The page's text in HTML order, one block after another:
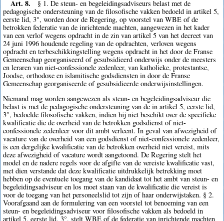
Art. 8.
§ 1. De steun- en begeleidingsadviseurs belast met de
pedagogische ondersteuning van de filosofische vakken bedoeld in artikel 5,
eerste lid, 3°, worden door de Regering, op voorstel van WBE of de
betrokken federatie van de inrichtende machten, aangewezen in het kader
van een verlof wegens opdracht in de zin van artikel 5 van het decreet van
24 juni 1996 houdende regeling van de opdrachten, verloven wegens
opdracht en terbeschikkingstelling wegens opdracht in het door de Franse
Gemeenschap georganiseerd of gesubsidieerd onderwijs onder de meesters
en leraren van niet-confessionele zedenleer, van katholieke, protestantse,
Joodse, orthodoxe en islamitische godsdiensten in door de Franse
Gemeenschap georganiseerde of gesubsidieerde onderwijsinstellingen.
Niemand mag worden aangewezen als steun- en begeleidingsadviseur die
belast is met de pedagogische ondersteuning van de in artikel 5, eerste lid,
3°, bedoelde filosofische vakken, indien hij niet beschikt over de specifieke
kwalificatie die de overheid van de betrokken godsdienst of niet-
confessionele zedenleer voor dit ambt verleent. In geval van afwezigheid of
vacature van de overheid van een godsdienst of niet-confessionele zedenleer,
is een dergelijke kwalificatie van de betrokken overheid niet vereist, mits
deze afwezigheid of vacature wordt aangetoond. De Regering stelt het
model en de nadere regels voor de afgifte van de vereiste kwalificatie vast,
met dien verstande dat deze kwalificatie uitdrukkelijk betrekking moet
hebben op de eventuele toegang van de kandidaat tot het ambt van steun- en
begeleidingsadviseur en los moet staan van de kwalificatie die vereist is
voor de toegang van het personeelslid tot zijn of haar onderwijstaken. § 2.
Voorafgaand aan de formulering van een voorstel tot benoeming van een
steun- en begeleidingsadviseur voor filosofische vakken als bedoeld in
artikel 5, eerste lid, 3°, stelt WBE of de federatie van inrichtende machten